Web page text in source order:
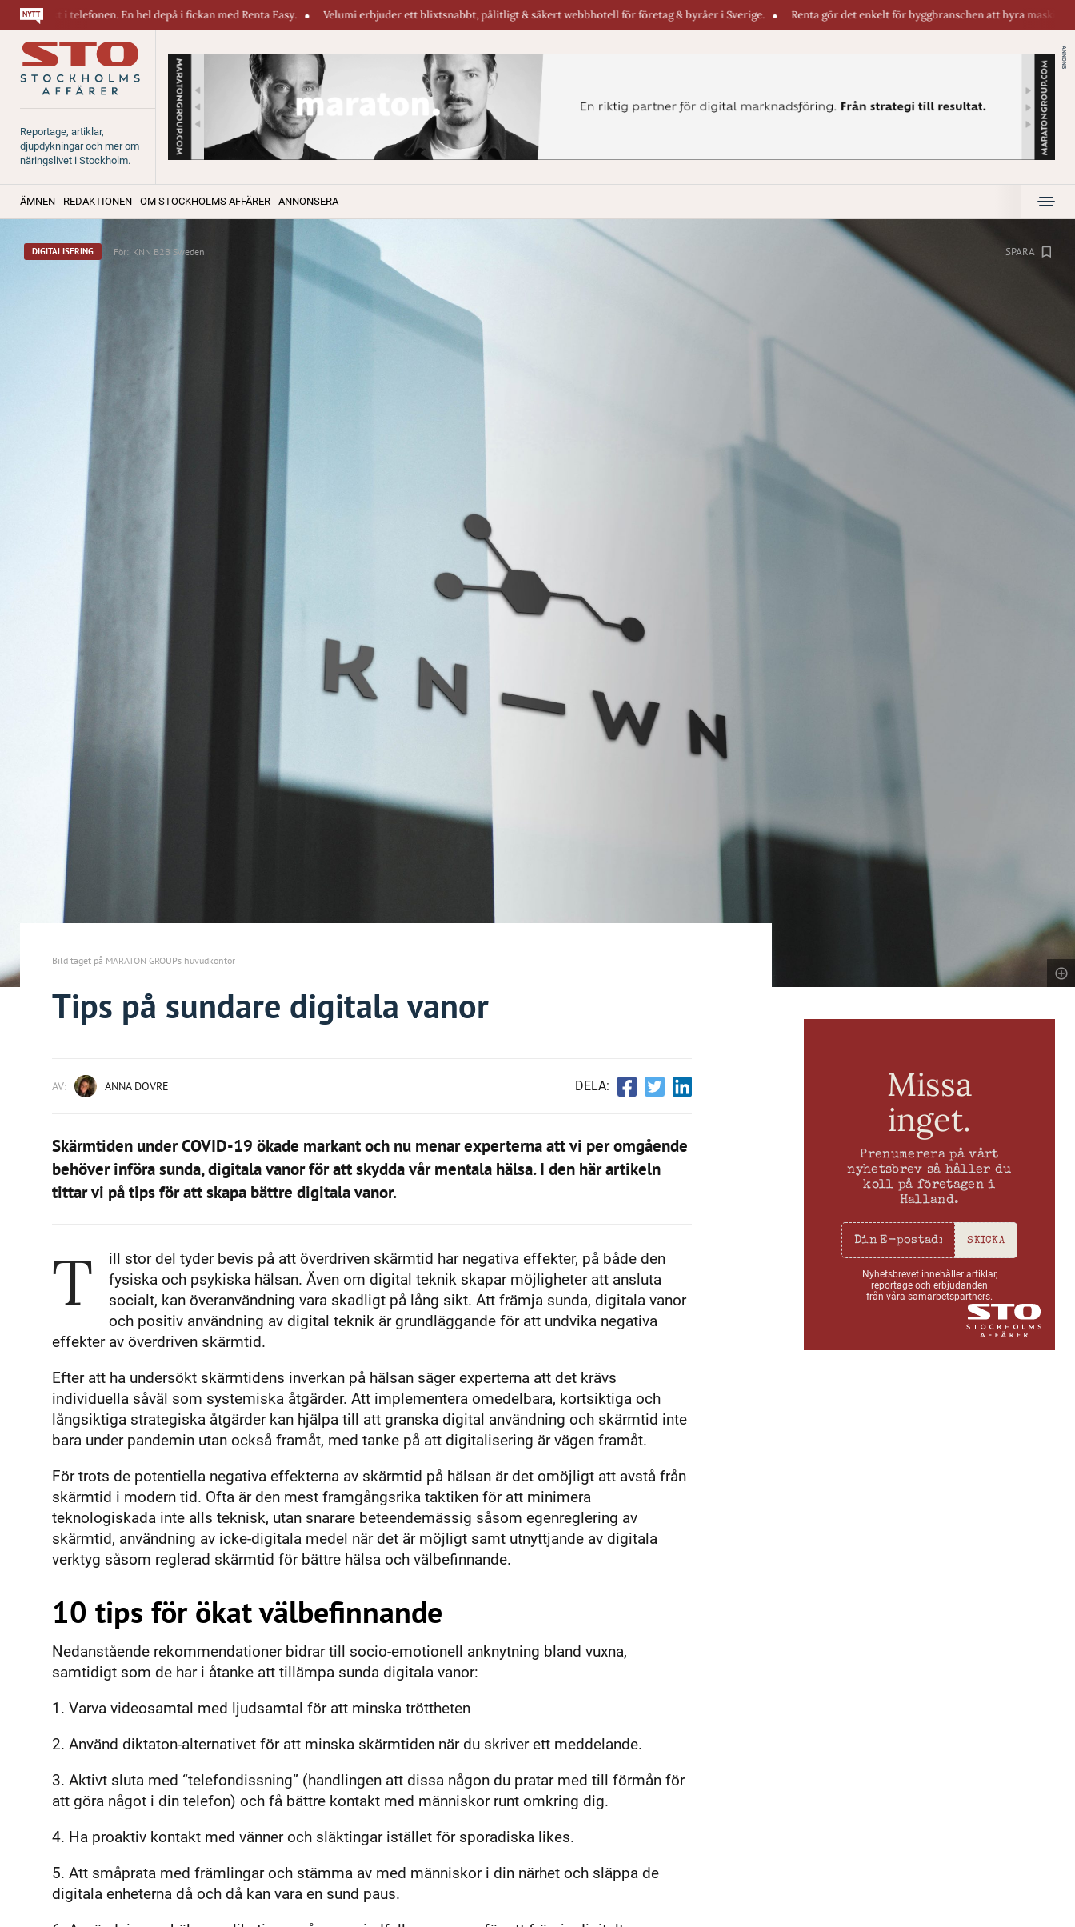
En hel depå i fickan med Renta Easy. Velumi erbjuder ett blixtsnabbt, pålitligt & säkert webbhotell för företag & byråer i Sverige. Renta gör det enkelt för byggbranschen att hyra maskiner direkt i
Reportage, artiklar,
djupdykningar och mer om
näringslivet i Stockholm.
ANNONS
ÄMNEN REDAKTIONEN OM STOCKHOLMS AFFÄRER ANNONSERA
DIGITALISERING För: KNN B2B Sweden SPARA
Bild taget på MARATON GROUPs huvudkontor
Tips på sundare digitala vanor
AV: ANNA DOVRE DELA:
Skärmtiden under COVID-19 ökade markant och nu menar experterna att vi per omgående
behöver införa sunda, digitala vanor för att skydda vår mentala hälsa. I den här artikeln
tittar vi på tips för att skapa bättre digitala vanor.
T
ill stor del tyder bevis på att överdriven skärmtid har negativa effekter, på både den
fysiska och psykiska hälsan. Även om digital teknik skapar möjligheter att ansluta
socialt, kan överanvändning vara skadligt på lång sikt. Att främja sunda, digitala vanor
och positiv användning av digital teknik är grundläggande för att undvika negativa
effekter av överdriven skärmtid.
Efter att ha undersökt skärmtidens inverkan på hälsan säger experterna att det krävs
individuella såväl som systemiska åtgärder. Att implementera omedelbara, kortsiktiga och
långsiktiga strategiska åtgärder kan hjälpa till att granska digital användning och skärmtid inte
bara under pandemin utan också framåt, med tanke på att digitalisering är vägen framåt.
För trots de potentiella negativa effekterna av skärmtid på hälsan är det omöjligt att avstå från
skärmtid i modern tid. Ofta är den mest framgångsrika taktiken för att minimera
teknologiskada inte alls teknisk, utan snarare beteendemässig såsom egenreglering av
skärmtid, användning av icke-digitala medel när det är möjligt samt utnyttjande av digitala
verktyg såsom reglerad skärmtid för bättre hälsa och välbefinnande.
10 tips för ökat välbefinnande
Nedanstående rekommendationer bidrar till socio-emotionell anknytning bland vuxna,
samtidigt som de har i åtanke att tillämpa sunda digitala vanor:
1. Varva videosamtal med ljudsamtal för att minska tröttheten
2. Använd diktaton-alternativet för att minska skärmtiden när du skriver ett meddelande.
3. Aktivt sluta med “telefondissning” (handlingen att dissa någon du pratar med till förmån för
att göra något i din telefon) och få bättre kontakt med människor runt omkring dig.
4. Ha proaktiv kontakt med vänner och släktingar istället för sporadiska likes.
5. Att småprata med främlingar och stämma av med människor i din närhet och släppa de
digitala enheterna då och då kan vara en sund paus.
Missa
inget.
Prenumerera på vårt
nyhetsbrev så håller du
koll på företagen i
Halland.
SKICKA
Nyhetsbrevet innehåller artiklar,
reportage och erbjudanden
från våra samarbetspartners.